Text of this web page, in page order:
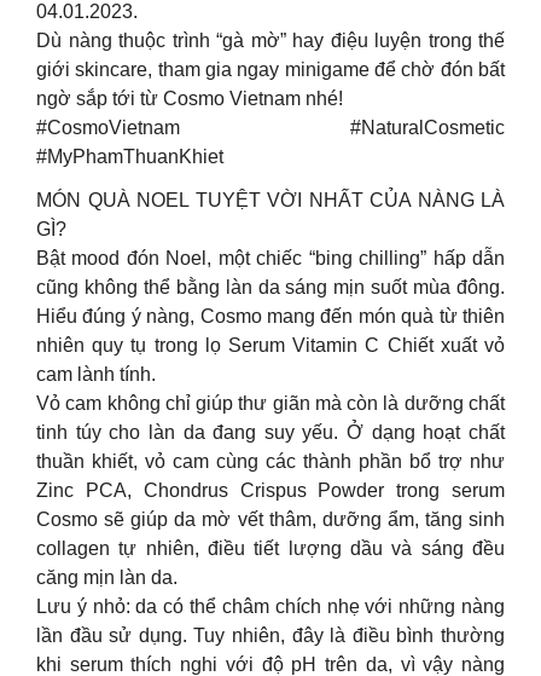
04.01.2023.
Dù nàng thuộc trình “gà mờ” hay điệu luyện trong thế
giới skincare, tham gia ngay minigame để chờ đón bất
ngờ sắp tới từ Cosmo Vietnam nhé!
#CosmoVietnam #NaturalCosmetic
#MyPhamThuanKhiet
MÓN QUÀ NOEL TUYỆT VỜI NHẤT CỦA NÀNG LÀ
GÌ?
Bật mood đón Noel, một chiếc “bing chilling” hấp dẫn
cũng không thể bằng làn da sáng mịn suốt mùa đông.
Hiểu đúng ý nàng, Cosmo mang đến món quà từ thiên
nhiên quy tụ trong lọ Serum Vitamin C Chiết xuất vỏ
cam lành tính.
Vỏ cam không chỉ giúp thư giãn mà còn là dưỡng chất
tinh túy cho làn da đang suy yếu. Ở dạng hoạt chất
thuần khiết, vỏ cam cùng các thành phần bổ trợ như
Zinc PCA, Chondrus Crispus Powder trong serum
Cosmo sẽ giúp da mờ vết thâm, dưỡng ẩm, tăng sinh
collagen tự nhiên, điều tiết lượng dầu và sáng đều
căng mịn làn da.
Lưu ý nhỏ: da có thể châm chích nhẹ với những nàng
lần đầu sử dụng. Tuy nhiên, đây là điều bình thường
khi serum thích nghi với độ pH trên da, vì vậy nàng